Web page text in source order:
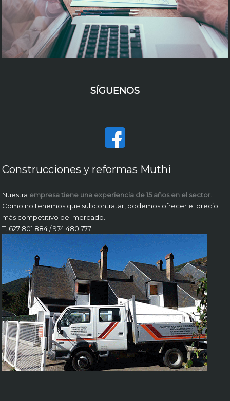
SÍGUENOS
Construcciones y reformas Muthi
Nuestra empresa tiene una experiencia de 15 años en el sector
Como no tenemos que subcontratar, podemos ofrecer el precio
más competitivo del mercado.
T. 627 801 884 / 974 480 777